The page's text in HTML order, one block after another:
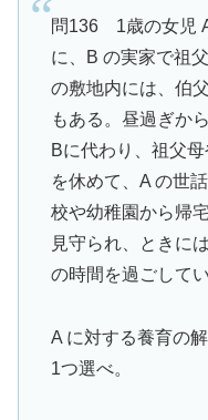
問136 1歳の女児
に、B の実家で祖
の敷地内には、伯
もある。昼過ぎか
Bに代わり、祖父
を休めて、A の世
校や幼稚園から帰
見守られ、ときに
の時間を過ごしてい
A に対する養育の
1つ選べ。